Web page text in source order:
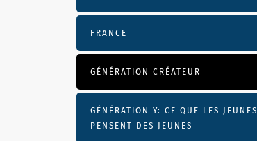
FRANCE
GÉNÉRATION CRÉATEUR
GÉNÉRATION Y: CE QUE LES JEUNES
PENSENT DES JEUNES